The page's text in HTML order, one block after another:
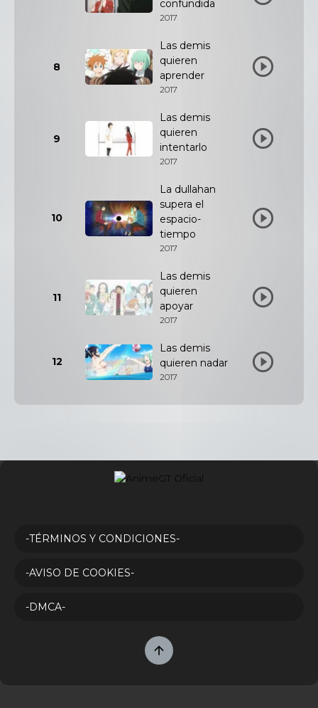
confundida
2017
8
Las demis
quieren
aprender
2017
9
Las demis
quieren
intentarlo
2017
10
La dullahan
supera el
espacio-
tiempo
2017
11
Las demis
quieren
apoyar
2017
12
Las demis
quieren nadar
2017
-TÉRMINOS Y CONDICIONES-
-AVISO DE COOKIES-
-DMCA-